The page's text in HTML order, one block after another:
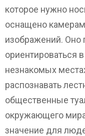
которое нужно
оснащено
изображений.
ориентироваться
незнакомых
распознавать
общественные
окружающего
значение для